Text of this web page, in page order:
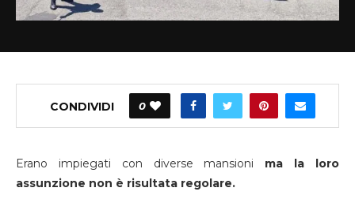
CONDIVIDI 0
Erano impiegati con diverse mansioni ma la loro
assunzione non è risultata regolare.